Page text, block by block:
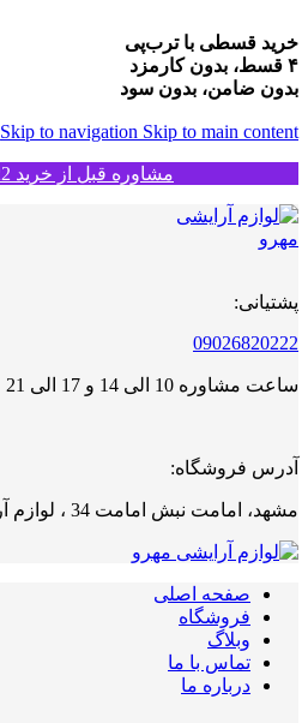
خرید قسطی با ترب‌پی
۴ قسط، بدون کارمزد
بدون ضامن، بدون سود
Skip to navigation Skip to main content
مشاوره قبل از خرید 09026820222
پشتیانی:
09026820222
ساعت مشاوره 10 الی 14 و 17 الی 21
آدرس فروشگاه:
مشهد، امامت نبش امامت 34 ، لوازم آرایش مهرو
صفحه اصلی
فروشگاه
وبلاگ
تماس با ما
درباره ما